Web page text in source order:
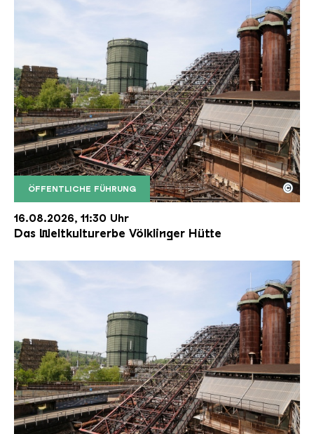
ÖFFENTLICHE FÜHRUNG
Der Erzschrägaufzug der Völklinger Hütte mit
Copyright: Weltkulturerbe Völklinger Hütte | Karl
©
16.08.2026, 11:30 Uhr
Das Weltkulturerbe Völklinger Hütte